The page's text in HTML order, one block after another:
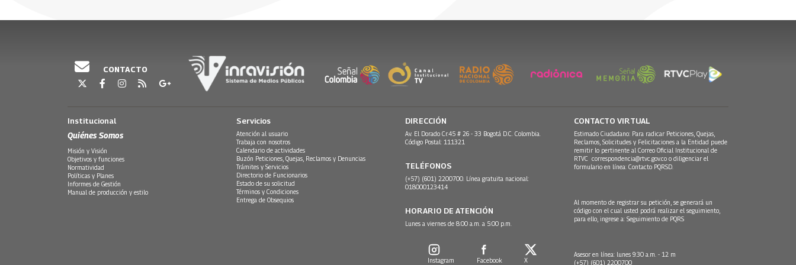
CONTACTO
Institucional
Quiénes Somos
Misión y Visión
Objetivos y funciones
Normatividad
Políticas y Planes
Informes de Gestión
Manual de producción y estilo
Servicios
Atención al usuario
Trabaja con nosotros
Calendario de actividades
Buzón Peticiones, Quejas, Reclamos y Denuncias
Trámites y Servicios
Directorio de Funcionarios
Estado de su solicitud
Términos y Condiciones
Entrega de Obsequios
DIRECCIÓN
Av. El Dorado Cr.45 # 26 - 33 Bogotá D.C. Colombia.
Código Postal: 111321
TELÉFONOS
(+57) (601) 2200700. Línea gratuita nacional:
018000123414
HORARIO DE ATENCIÓN
Lunes a viernes de 8:00 a.m. a 5:00 p.m.
Instagram Facebook X
CONTACTO VIRTUAL
Estimado Ciudadano: Para radicar Peticiones, Quejas,
Reclamos, Solicitudes y Felicitaciones a la Entidad puede
remitir lo pertinente al Correo Oficial Institucional de
RTVC correspondencia@rtvc.gov.co o diligenciar el
formulario en línea: Contacto PQRSD.
Al momento de registrar su petición, se generará un
código con el cual usted podrá realizar el seguimiento,
para ello, ingrese a: Seguimiento de PQRS
Asesor en línea: lunes 9:30 a.m. - 12 m
(+57) (601) 2200700